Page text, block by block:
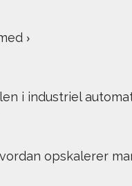
›
i industriel
opskalerer